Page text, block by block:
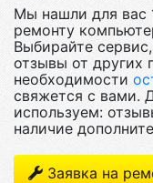
Мы нашли для вас
ремонту
Выбирайте
отзывы от других
необходимости
свяжется с вами.
используем:
наличие
Заявка на